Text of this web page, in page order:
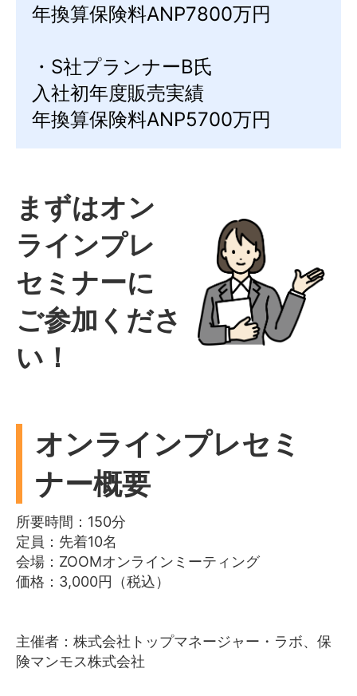
年換算保険料ANP7800万円
・S社プランナーB氏
入社初年度販売実績
年換算保険料ANP5700万円
まずはオン
ラインプレ
セミナーに
ご参加くださ
い！
オンラインプレセミ
ナー概要
所要時間：150分
定員：先着10名
会場：ZOOMオンラインミーティング
価格：3,000円（税込）
主催者：株式会社トップマネージャー・ラボ、保
険マンモス株式会社